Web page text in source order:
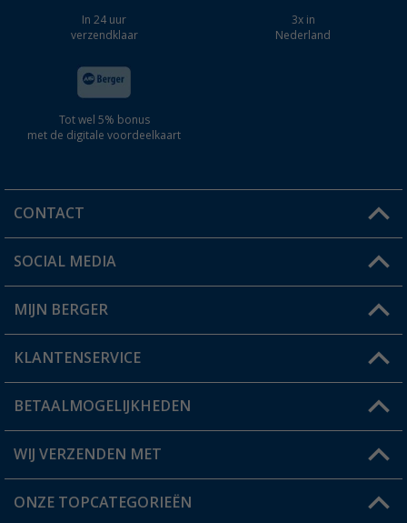
In 24 uur
verzendklaar
3x in
Nederland
Tot wel 5% bonus
met de digitale voordeelkaart
CONTACT
Een vraag?
Winkel vinden
SOCIAL MEDIA
MIJN BERGER
Mijn account
Status bestelling
Verlanglijstje
KLANTENSERVICE
FAQ & Contact
Verzendinformatie
BETAALMOGELIJKHEDEN
WIJ VERZENDEN MET
ONZE TOPCATEGORIEËN